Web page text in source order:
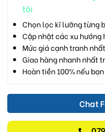
tôi
Chọn lọc kĩ lưỡng từng
Cập nhật các xu hướng
Mức giá cạnh tranh
Giao hàng nhanh nhất
Hoàn tiền 100% nếu
Chat